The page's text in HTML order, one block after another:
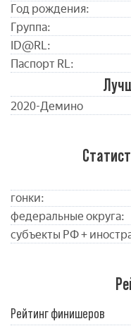
Год рождения:
Группа:
ID@RL:
Паспорт RL:
2020-Демино
гонки:
федеральные округа:
субъекты РФ +
Рейтинг финишеров